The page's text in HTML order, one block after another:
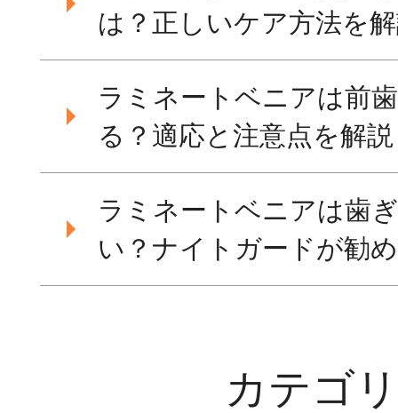
は？正しいケア方法を
ラミネートベニアは前
る？適応と注意点を解説
ラミネートベニアは歯
い？ナイトガードが勧
カテゴ